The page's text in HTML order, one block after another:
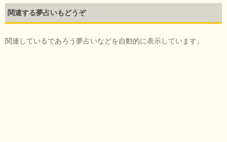
関連する夢占いもどうぞ
関連しているであろう夢占いなどを自動的に表示しています。